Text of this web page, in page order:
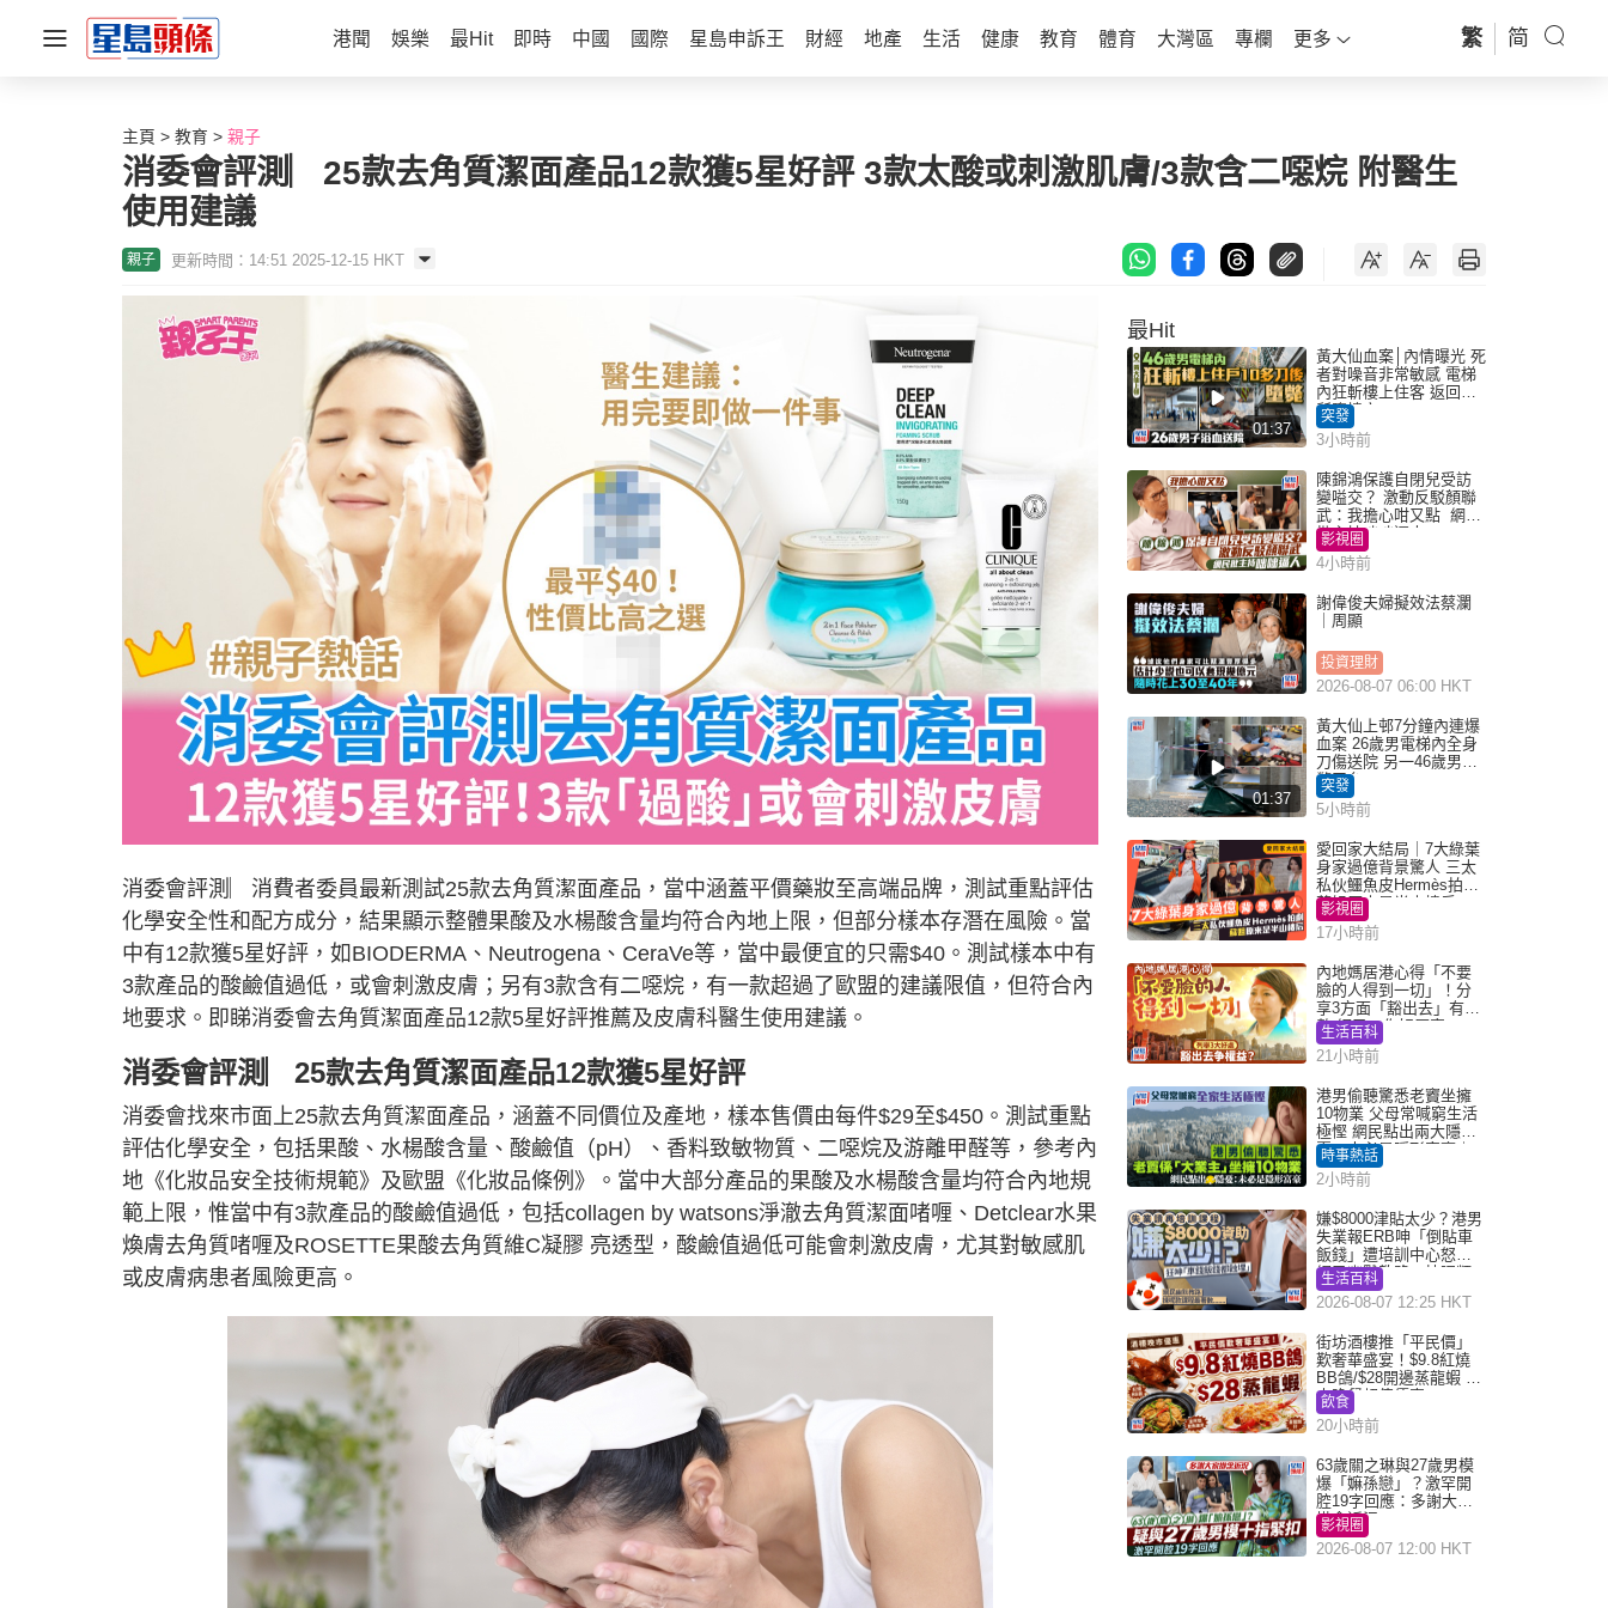
港聞 娛樂 最Hit 即時 中國 國際 星島申訴王 財經 地產 生活 健康 教育 體育 大灣區 專欄 更多 繁 简
主頁 教育 親子
消委會評測︳25款去角質潔面產品12款獲5星好評 3款太酸或刺激肌膚/3款含二噁烷 附醫生
使用建議
親子 更新時間：14:51 2025-12-15 HKT
消委會評測︳消費者委員最新測試25款去角質潔面產品，當中涵蓋平價藥妝至高端品牌，測試重點評估
化學安全性和配方成分，結果顯示整體果酸及水楊酸含量均符合內地上限，但部分樣本存潛在風險。當
中有12款獲5星好評，如BIODERMA、Neutrogena、CeraVe等，當中最便宜的只需$40。測試樣本中有
3款產品的酸鹼值過低，或會刺激皮膚；另有3款含有二噁烷，有一款超過了歐盟的建議限值，但符合內
地要求。即睇消委會去角質潔面產品12款5星好評推薦及皮膚科醫生使用建議。
消委會評測︳25款去角質潔面產品12款獲5星好評
消委會找來市面上25款去角質潔面產品，涵蓋不同價位及產地，樣本售價由每件$29至$450。測試重點
評估化學安全，包括果酸、水楊酸含量、酸鹼值（pH）、香料致敏物質、二噁烷及游離甲醛等，參考內
地《化妝品安全技術規範》及歐盟《化妝品條例》。當中大部分產品的果酸及水楊酸含量均符合內地規
範上限，惟當中有3款產品的酸鹼值過低，包括collagen by watsons淨澈去角質潔面啫喱、Detclear水果
煥膚去角質啫喱及ROSETTE果酸去角質維C凝膠 亮透型，酸鹼值過低可能會刺激皮膚，尤其對敏感肌
或皮膚病患者風險更高。
最Hit
01:37
黃大仙血案│內情曝光 死
者對噪音非常敏感 電梯
內狂斬樓上住客 返回住
所墮樓亡
突發
3小時前
陳錦鴻保護自閉兒受訪
變嗌交？ 激動反駁顏聯
武：我擔心咁又點 網民
批主持咄咄逼人
影視圈
4小時前
謝偉俊夫婦擬效法蔡瀾
｜周顯
投資理財
2026-08-07 06:00 HKT
01:37
黃大仙上邨7分鐘內連爆
血案 26歲男電梯內全身
刀傷送院 另一46歲男倒
斃平台
突發
5小時前
愛回家大結局｜7大綠葉
身家過億背景驚人 三太
私伙鱷魚皮Hermès拍劇
蘇姐原來是半山樓后
影視圈
17小時前
內地媽居港心得「不要
臉的人得到一切」！分
享3方面「豁出去」有著
數 網民：你好厲害
生活百科
21小時前
港男偷聽驚悉老竇坐擁
10物業 父母常喊窮生活
極慳 網民點出兩大隱
憂：未必是隱形富豪｜
Juicy叮
時事熱話
2小時前
嫌$8000津貼太少？港男
失業報ERB呻「倒貼車
飯錢」遭培訓中心怒轟
網民幽默教路：揀呢類
課程唔會蝕...
生活百科
2026-08-07 12:25 HKT
街坊酒樓推「平民價」
歎奢華盛宴！$9.8紅燒
BB鴿/$28開邊蒸龍蝦 3
大晚餐超值優惠
飲食
20小時前
63歲關之琳與27歲男模
爆「嫲孫戀」？激罕開
腔19字回應：多謝大家
掛念近況
影視圈
2026-08-07 12:00 HKT